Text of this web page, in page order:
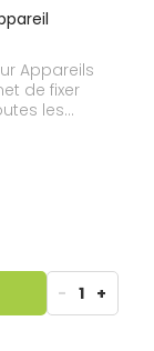
Appareils
de fixer
les
fixation
à
sous
- 1 +